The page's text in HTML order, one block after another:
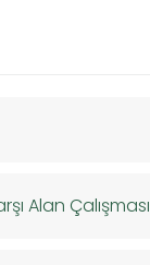
Alan Çalışması